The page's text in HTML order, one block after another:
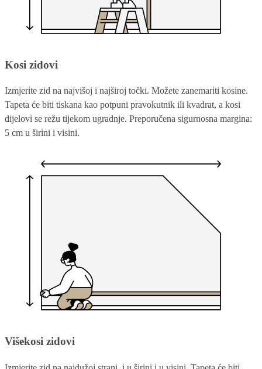
Kosi zidovi
Izmjerite zid na najvišoj i najširoj točki. Možete zanemariti kosine.
Tapeta će biti tiskana kao potpuni pravokutnik ili kvadrat, a kosi
dijelovi se režu tijekom ugradnje. Preporučena sigurnosna margina:
5 cm u širini i visini.
Višekosi zidovi